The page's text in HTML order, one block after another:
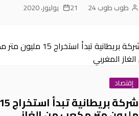
طوب طوب 24 21 يوليوز، 2020
إقتصاد
شركة بريطانية تبدأ استخراج 15